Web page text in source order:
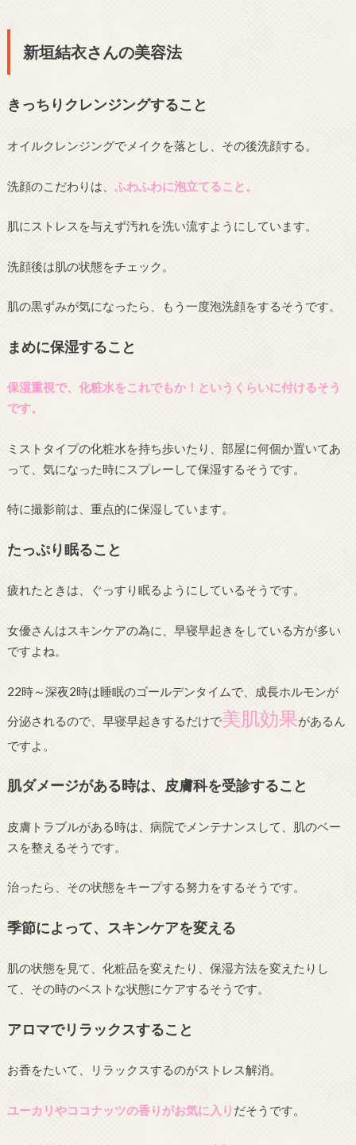
新垣結衣さんの美容法
きっちりクレンジングすること
オイルクレンジングでメイクを落とし、その後洗顔する。
洗顔のこだわりは、 ふわふわに泡立てること。
肌にストレスを与えず汚れを洗い流すようにしています。
洗顔後は肌の状態をチェック。
肌の黒ずみが気になったら、もう一度泡洗顔をするそうです。
まめに保湿すること
保湿重視で、化粧水をこれでもか！というくらいに付けるそう
です。
ミストタイプの化粧水を持ち歩いたり、部屋に何個か置いてあ
って、気になった時にスプレーして保湿するそうです。
特に撮影前は、重点的に保湿しています。
たっぷり眠ること
疲れたときは、ぐっすり眠るようにしているそうです。
女優さんはスキンケアの為に、早寝早起きをしている方が多い
ですよね。
22時～深夜2時は睡眠のゴールデンタイムで、成長ホルモンが
分泌されるので、早寝早起きするだけで美肌効果があるん
ですよ。
肌ダメージがある時は、皮膚科を受診すること
皮膚トラブルがある時は、病院でメンテナンスして、肌のベー
スを整えるそうです。
治ったら、その状態をキープする努力をするそうです。
季節によって、スキンケアを変える
肌の状態を見て、化粧品を変えたり、保湿方法を変えたりし
て、その時のベストな状態にケアするそうです。
アロマでリラックスすること
お香をたいて、リラックスするのがストレス解消。
ユーカリやココナッツの香りがお気に入り だそうです。